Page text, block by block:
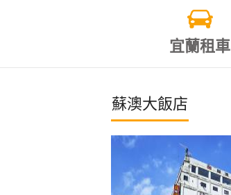
宜蘭租車
蘇澳大飯店